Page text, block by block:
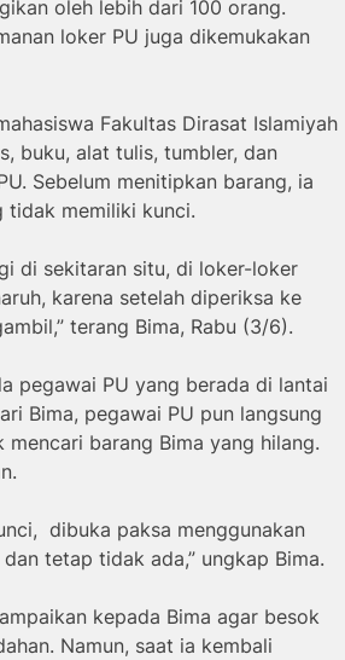
oleh lebih dari 100 orang.
loker PU juga dikemukakan
Fakultas Dirasat Islamiyah
buku, alat tulis, tumbler, dan
Sebelum menitipkan barang, ia
tidak memiliki kunci.
di sekitaran situ, di loker-loker
karena setelah diperiksa ke
terang Bima, Rabu (3/6).
pegawai PU yang berada di lantai
Bima, pegawai PU pun langsung
barang Bima yang hilang.
dibuka paksa menggunakan
tetap tidak ada,” ungkap Bima.
kepada Bima agar besok
Namun, saat ia kembali